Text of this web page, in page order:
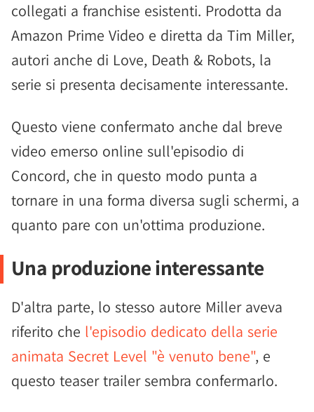
collegati a franchise esistenti. Prodotta da
Amazon Prime Video e diretta da Tim Miller,
autori anche di Love, Death & Robots, la
serie si presenta decisamente interessante.
Questo viene confermato anche dal breve
video emerso online sull'episodio di
Concord, che in questo modo punta a
tornare in una forma diversa sugli schermi, a
quanto pare con un'ottima produzione.
Una produzione interessante
D'altra parte, lo stesso autore Miller aveva
riferito che l'episodio dedicato della serie
animata Secret Level "è venuto bene", e
questo teaser trailer sembra confermarlo.